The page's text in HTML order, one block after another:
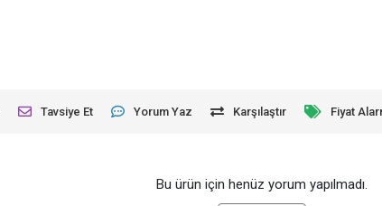
Tavsiye Et Yorum Yaz Karşılaştır Fiyat
Bu ürün için henüz yorum yapılmadı.